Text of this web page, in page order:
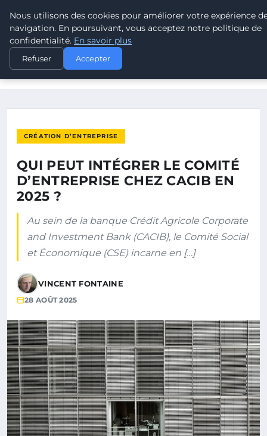
POUVOIR OUVRIER
ACCUEIL
QUI PEUT INTÉGRER LE COMITÉ D’ENTREPRISE CHEZ CACIB EN
CRÉATION D’ENTREPRISE
QUI PEUT INTÉGRER LE COMITÉ
D’ENTREPRISE CHEZ CACIB EN
2025 ?
Au sein de la banque Crédit Agricole Corporate
and Investment Bank (CACIB), le Comité Social
et Économique (CSE) incarne en […]
VINCENT FONTAINE
28 AOÛT 2025
Nous utilisons des cookies pour améliorer votre expérience
navigation. En poursuivant, vous acceptez notre politique de
confidentialité. En savoir plus
Refuser Accepter